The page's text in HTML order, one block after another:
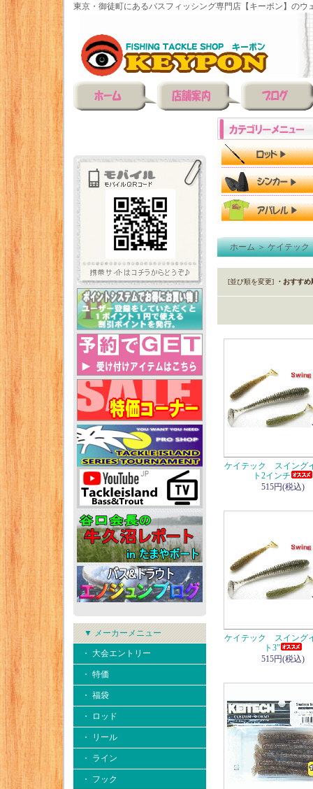
東京・御徒町にあるバスフィッシング専門店【キーポン】のウ
▼ メーカーメニュー
・ 大会エントリー
・ 特価
・ 福袋
・ ロッド
・ リール
・ ライン
・ フック
ホーム＞ケイテック
[並び順を変更] ・おすすめ
ケイテック スイング
ト2インチ
515円(税込)
ケイテック スイング
ト3”
515円(税込)